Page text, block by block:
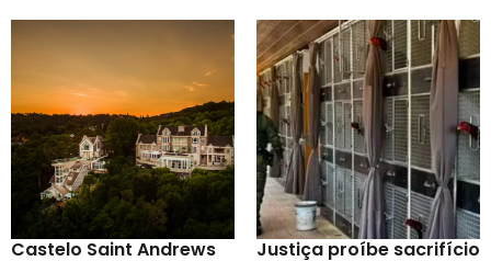
Castelo Saint Andrews
Justiça proíbe sacrifício